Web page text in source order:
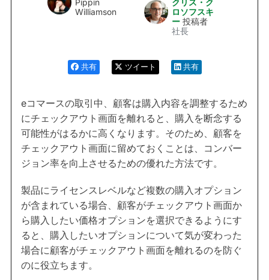
Pippin
Williamson
クリス・ク
ロソフスキ
ー 投稿者
社長
共有 ツイート 共有
eコマースの取引中、顧客は購入内容を調整するため
にチェックアウト画面を離れると、購入を断念する
可能性がはるかに高くなります。そのため、顧客を
チェックアウト画面に留めておくことは、コンバー
ジョン率を向上させるための優れた方法です。
製品にライセンスレベルなど複数の購入オプション
が含まれている場合、顧客がチェックアウト画面か
ら購入したい価格オプションを選択できるようにす
ると、購入したいオプションについて気が変わった
場合に顧客がチェックアウト画面を離れるのを防ぐ
のに役立ちます。